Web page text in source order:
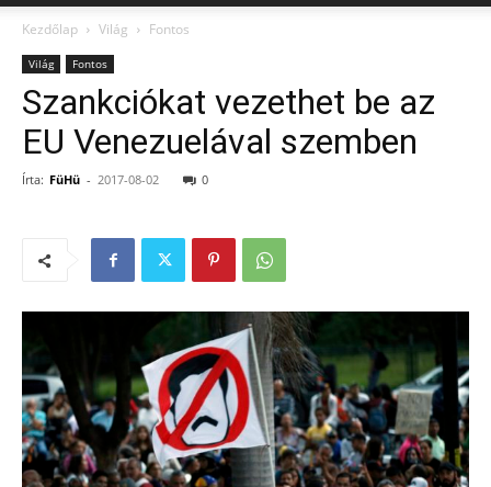
Kezdőlap Világ Fontos
Világ Fontos
Szankciókat vezethet be az
EU Venezuelával szemben
Írta: FüHü - 2017-08-02 0